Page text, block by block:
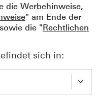
die Werbehinweise,
" am Ende der
die "Rechtlichen
sich in: